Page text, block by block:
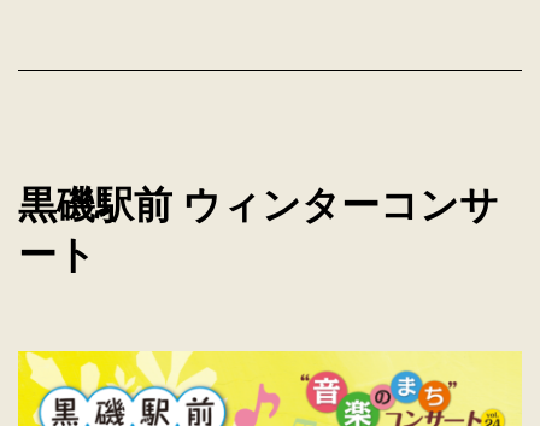
黒磯駅前 ウィンターコンサ
ート